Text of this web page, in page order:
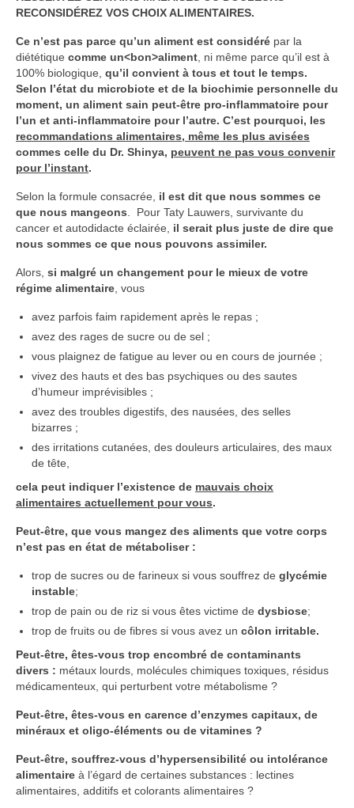
RECONSIDÉREZ VOS CHOIX ALIMENTAIRES.
Ce n’est pas parce qu’un aliment est considéré par la
diététique comme un<bon>aliment , ni même parce qu’il est à
100% biologique, qu’il convient à tous et tout le temps.
Selon l’état du microbiote et de la biochimie personnelle du
moment, un aliment sain peut-être pro-inflammatoire pour
l’un et anti-inflammatoire pour l’autre. C’est pourquoi, les
recommandations alimentaires, même les plus avisées
commes celle du Dr. Shinya, peuvent ne pas vous convenir
pour l’instant.
Selon la formule consacrée, il est dit que nous sommes ce
que nous mangeons . Pour Taty Lauwers, survivante du
cancer et autodidacte éclairée, il serait plus juste de dire que
nous sommes ce que nous pouvons assimiler.
Alors, si malgré un changement pour le mieux de votre
régime alimentaire , vous
avez parfois faim rapidement après le repas ;
avez des rages de sucre ou de sel ;
vous plaignez de fatigue au lever ou en cours de journée ;
vivez des hauts et des bas psychiques ou des sautes
d’humeur imprévisibles ;
avez des troubles digestifs, des nausées, des selles
bizarres ;
des irritations cutanées, des douleurs articulaires, des maux
de tête,
cela peut indiquer l’existence de mauvais choix
alimentaires actuellement pour vous.
Peut-être, que vous mangez des aliments que votre corps
n’est pas en état de métaboliser :
trop de sucres ou de farineux si vous souffrez de glycémie
instable;
trop de pain ou de riz si vous êtes victime de dysbiose;
trop de fruits ou de fibres si vous avez un côlon irritable.
Peut-être, êtes-vous trop encombré de contaminants
divers : métaux lourds, molécules chimiques toxiques, résidus
médicamenteux, qui perturbent votre métabolisme ?
Peut-être, êtes-vous en carence d’enzymes capitaux, de
minéraux et oligo-éléments ou de vitamines ?
Peut-être, souffrez-vous d’hypersensibilité ou intolérance
alimentaire à l’égard de certaines substances : lectines
alimentaires, additifs et colorants alimentaires ?